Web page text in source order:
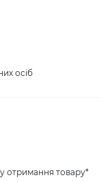
осіб
отримання товару*